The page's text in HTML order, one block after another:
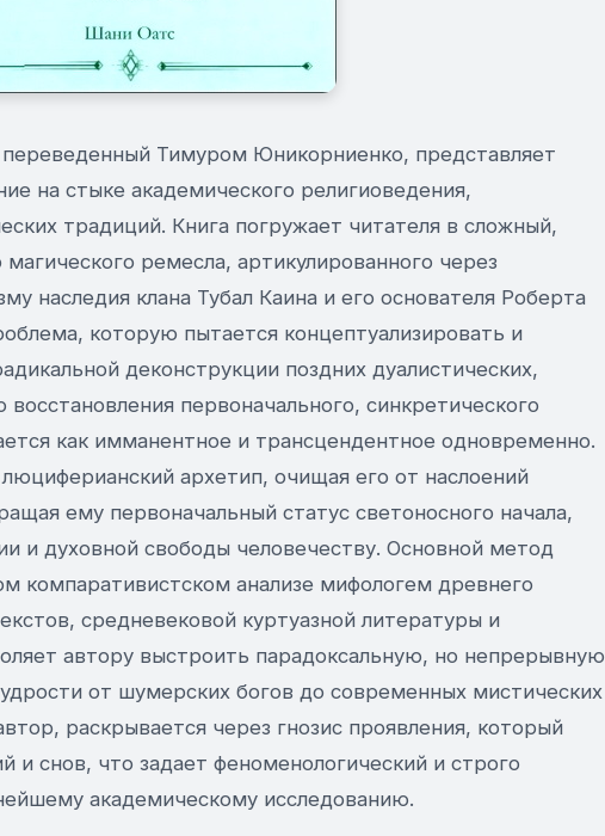
Тимуром Юникорниенко, представляет
на стыке академического религиоведения,
традиций. Книга погружает читателя в сложный,
ремесла, артикулированного через
наследия клана Тубал Каина и его основателя Роберта
которую пытается концептуализировать и
деконструкции поздних дуалистических,
первоначального, синкретического
как имманентное и трансцендентное одновременно.
архетип, очищая его от наслоений
ему первоначальный статус светоносного начала,
и духовной свободы человечеству. Основной метод
компаративистском анализе мифологем древнего
средневековой куртуазной литературы и
автору выстроить парадоксальную, но непрерывную
от шумерских богов до современных мистических
раскрывается через гнозис проявления, который
и снов, что задает феноменологический и строго
академическому исследованию.